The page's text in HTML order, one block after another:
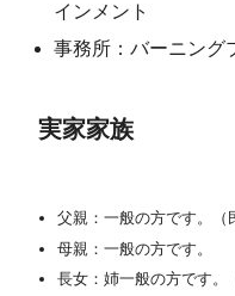
インメント
事務所：バーニング
実家家族
父親：一般の方です。（
母親：一般の方です。
長女：姉一般の方です。